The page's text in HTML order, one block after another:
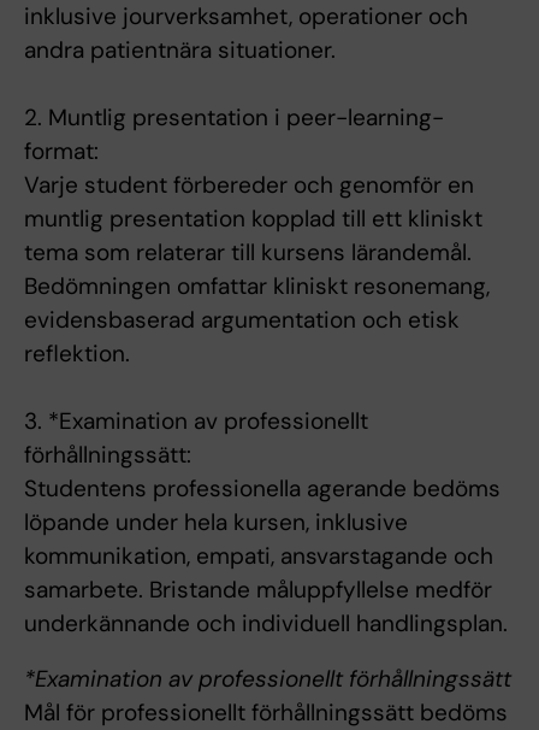
inklusive jourverksamhet, operationer och
andra patientnära situationer.
2. Muntlig presentation i peer-learning-
format:
Varje student förbereder och genomför en
muntlig presentation kopplad till ett kliniskt
tema som relaterar till kursens lärandemål.
Bedömningen omfattar kliniskt resonemang,
evidensbaserad argumentation och etisk
reflektion.
3. *Examination av professionellt
förhållningssätt:
Studentens professionella agerande bedöms
löpande under hela kursen, inklusive
kommunikation, empati, ansvarstagande och
samarbete. Bristande måluppfyllelse medför
underkännande och individuell handlingsplan.
*Examination av professionellt förhållningssätt
Mål för professionellt förhållningssätt bedöms